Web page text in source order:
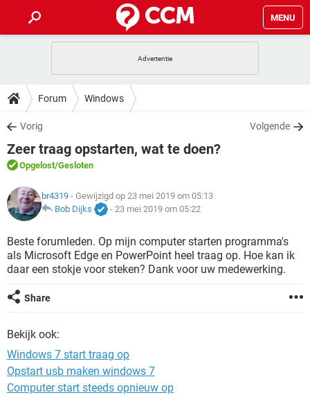
MENU
INSTAGRAM
NETFLIX
GRATIS SNAPCHAT
TIKTOK
HOW-TO
VIDEOBELLEN
NETFLIX
GRATIS
TIKTOK
DOWNLOADS
VIDEOBELLEN GAMES
INSTAGRAM
NETFLIX CORONAVIRUS
GRATIS
TIKTOK
FORUM
VIDEOBELLEN
INSTAGRAM WINDOWS 10
GRATIS SNAPCHAT
ARTIKELEN
VIDEOBELLEN
INSTAGRAM WINDOWS 10
NETFLIX CORONAVIRUS
GRATIS
Forum Windows
Vorig Volgende
Zeer traag opstarten, wat te doen?
Opgelost/Gesloten
br4319 - Gewijzigd op 23 mei 2019 om 05:13
Bob Dijks
- 23 mei 2019 om 05:22
Beste forumleden. Op mijn computer starten programma's
als Microsoft Edge en PowerPoint heel traag op. Hoe kan ik
daar een stokje voor steken? Dank voor uw medewerking.
Share
Bekijk ook:
Windows 7 start traag op
Opstart usb maken windows 7
Computer start steeds opnieuw op